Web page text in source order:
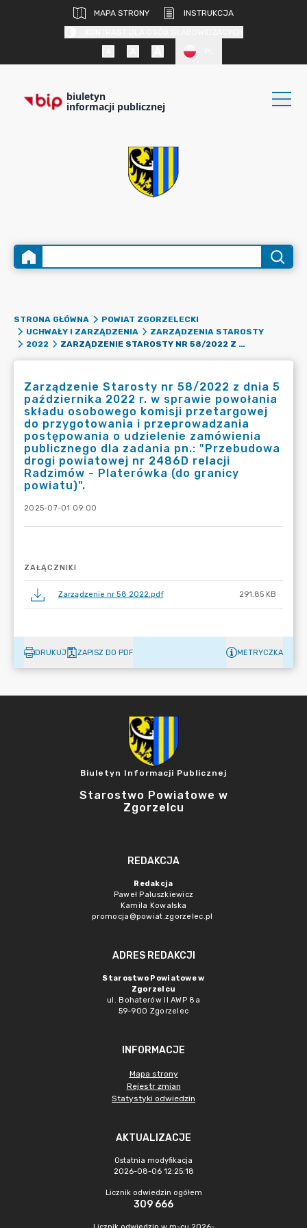
MAPA STRONY
INSTRUKCJA
biuletyn
informacji publicznej
STRONA GŁÓWNA
POWIAT ZGORZELECKI
UCHWAŁY I ZARZĄDZENIA
ZARZĄDZENIA STAROSTY
2022
ZARZĄDZENIE STAROSTY NR 58/2022 Z DNIA 5 PAŹDZIERNIKA 2022 R. W SPRAWIE POWOŁANIA SKŁADU OSOBOWEGO KOMISJI PRZETARGOWEJ DO PRZYGOTOWANIA I PRZEPROWADZANIA POSTĘPOWANIA O UDZIELENIE ZAMÓWIENIA PUBLICZNEGO DLA ZADANIA PN.: "PRZEBUDOWA DROGI POWIATOWEJ NR 2486D RELACJI RADZIMÓW - PLATERÓWKA (DO GRANICY POWIATU)".
Zarządzenie Starosty nr 58/2022 z dnia 5
października 2022 r. w sprawie powołania
składu osobowego komisji przetargowej
do przygotowania i przeprowadzania
postępowania o udzielenie zamówienia
publicznego dla zadania pn.: "Przebudowa
drogi powiatowej nr 2486D relacji
Radzimów - Platerówka (do granicy
powiatu)".
2025-07-01 09:00
ZAŁĄCZNIKI
Zarządzenie nr 58 2022.pdf 291.85 KB
DRUKUJ ZAPISZ DO PDF METRYCZKA
Biuletyn Informacji Publicznej
Starostwo Powiatowe w
Zgorzelcu
REDAKCJA
Redakcja
Paweł Paluszkiewicz
Kamila Kowalska
promocja@powiat.zgorzelec.pl
ADRES REDAKCJI
Starostwo Powiatowe w
Zgorzelcu
ul. Bohaterów II AWP 8a
59-900 Zgorzelec
INFORMACJE
Mapa strony
Rejestr zmian
Statystyki odwiedzin
AKTUALIZACJE
Ostatnia modyfikacja
2026-08-06 12:25:18
Licznik odwiedzin ogółem
309 666